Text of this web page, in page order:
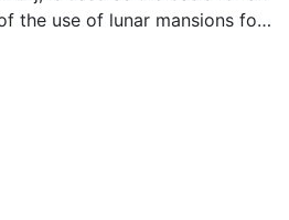
the use of lunar mansions for
One of them corresponds
the 13th c.) who uses the
establish the beginning of
muwaqqit al-Jādirī (1375-
lunar mansions are also